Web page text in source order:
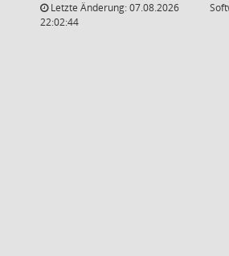
Letzte Änderung: 07.08.2026
22:02:44